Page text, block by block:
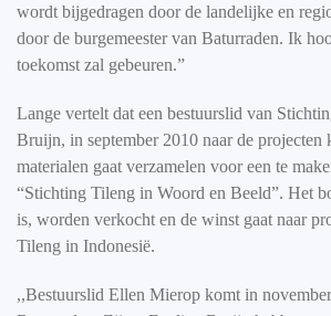
wordt bijgedragen door de landelijke en
door de burgemeester van Baturraden. Ik
toekomst zal gebeuren.”
Lange vertelt dat een bestuurslid van
Bruijn, in september 2010 naar de projecten
materialen gaat verzamelen voor een te
“Stichting Tileng in Woord en Beeld”. Het
is, worden verkocht en de winst gaat naar
Tileng in Indonesië.
,,Bestuurslid Ellen Mierop komt in november